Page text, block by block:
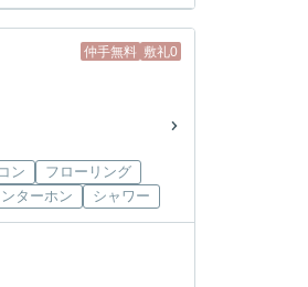
仲手無料 敷礼0
ン
フローリング
ターホン シャワー